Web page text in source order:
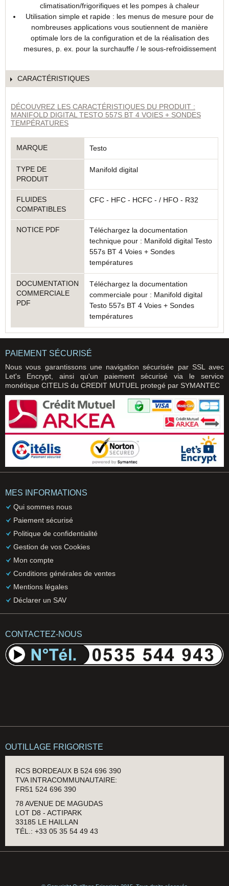
climatisation/frigorifiques et les pompes à chaleur
Utilisation simple et rapide : les menus de mesure pour de
nombreuses applications vous soutiennent de manière
optimale lors de la configuration et de la réalisation des
mesures, p. ex. pour la surchauffe / le sous-refroidissement
CARACTÉRISTIQUES
DÉCOUVREZ LES CARACTÉRISTIQUES DU PRODUIT :
MANIFOLD DIGITAL TESTO 557S BT 4 VOIES + SONDES
TEMPÉRATURES
MARQUE Testo
TYPE DE
PRODUIT
Manifold digital
FLUIDES
COMPATIBLES
CFC - HFC - HCFC - / HFO - R32
NOTICE PDF
Téléchargez la documentation
technique pour : Manifold digital Testo
557s BT 4 Voies + Sondes
températures
DOCUMENTATION
COMMERCIALE
PDF
Téléchargez la documentation
commerciale pour : Manifold digital
Testo 557s BT 4 Voies + Sondes
températures
PAIEMENT SÉCURISÉ
Nous vous garantissons une navigation sécurisée par SSL avec
Let's Encrypt, ainsi qu'un paiement sécurisé via le service
monétique CITELIS du CREDIT MUTUEL protegé par SYMANTEC
MES INFORMATIONS
Qui sommes nous
Paiement sécurisé
Politique de confidentialité
Gestion de vos Cookies
Mon compte
Conditions générales de ventes
Mentions légales
Déclarer un SAV
CONTACTEZ-NOUS
OUTILLAGE FRIGORISTE
RCS BORDEAUX B 524 696 390
TVA INTRACOMMUNAUTAIRE:
FR51 524 696 390
78 AVENUE DE MAGUDAS
LOT D8 - ACTIPARK
33185 LE HAILLAN
TÉL.: +33 05 35 54 49 43